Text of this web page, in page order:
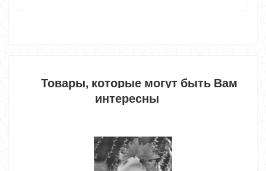
Товары, которые могут быть Вам
интересны